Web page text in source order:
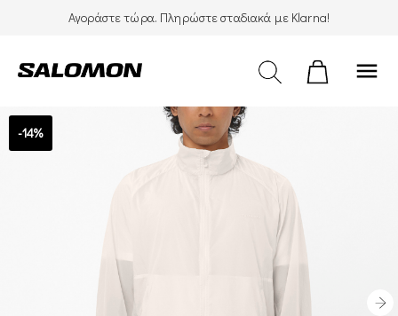
Αγοράστε τώρα. Πληρώστε σταδιακά με Klarna!
menu
-14%